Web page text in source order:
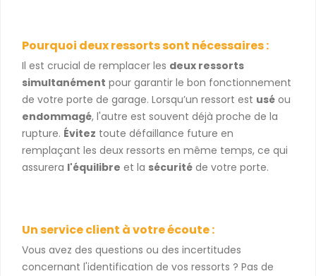
Pourquoi deux ressorts sont nécessaires :
Il est crucial de remplacer les deux ressorts
simultanément pour garantir le bon fonctionnement
de votre porte de garage. Lorsqu’un ressort est usé ou
endommagé, l'autre est souvent déjà proche de la
rupture. Évitez toute défaillance future en
remplaçant les deux ressorts en même temps, ce qui
assurera l'équilibre et la sécurité de votre porte.
Un service client à votre écoute :
Vous avez des questions ou des incertitudes
concernant l'identification de vos ressorts ? Pas de